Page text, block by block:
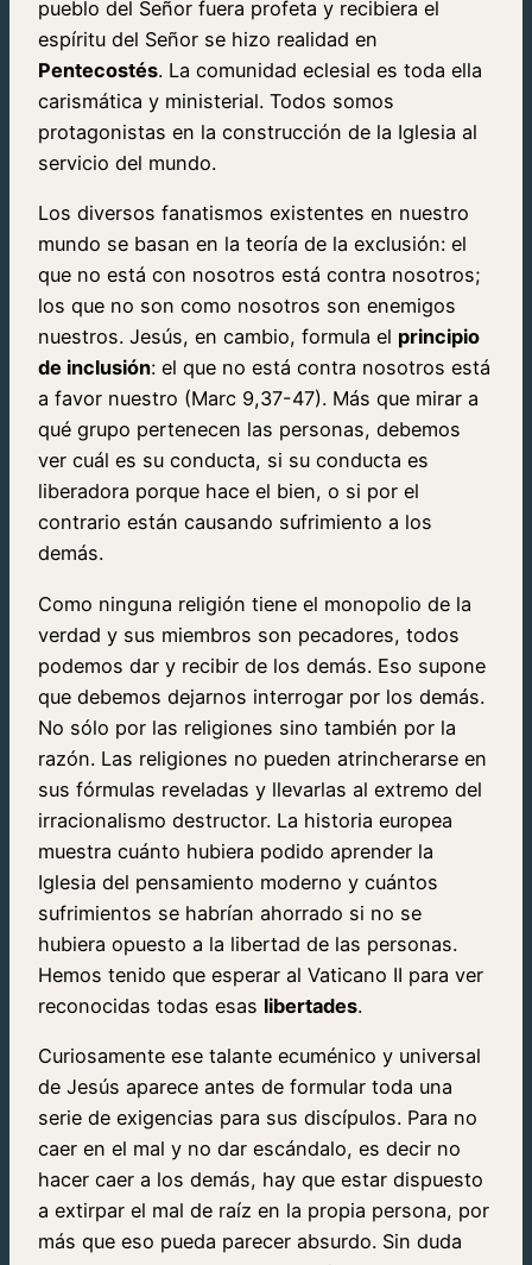
pueblo del Señor fuera profeta y recibiera el
espíritu del Señor se hizo realidad en
Pentecostés. La comunidad eclesial es toda ella
carismática y ministerial. Todos somos
protagonistas en la construcción de la Iglesia al
servicio del mundo.
Los diversos fanatismos existentes en nuestro
mundo se basan en la teoría de la exclusión: el
que no está con nosotros está contra nosotros;
los que no son como nosotros son enemigos
nuestros. Jesús, en cambio, formula el principio
de inclusión: el que no está contra nosotros está
a favor nuestro (Marc 9,37-47). Más que mirar a
qué grupo pertenecen las personas, debemos
ver cuál es su conducta, si su conducta es
liberadora porque hace el bien, o si por el
contrario están causando sufrimiento a los
demás.
Como ninguna religión tiene el monopolio de la
verdad y sus miembros son pecadores, todos
podemos dar y recibir de los demás. Eso supone
que debemos dejarnos interrogar por los demás.
No sólo por las religiones sino también por la
razón. Las religiones no pueden atrincherarse en
sus fórmulas reveladas y llevarlas al extremo del
irracionalismo destructor. La historia europea
muestra cuánto hubiera podido aprender la
Iglesia del pensamiento moderno y cuántos
sufrimientos se habrían ahorrado si no se
hubiera opuesto a la libertad de las personas.
Hemos tenido que esperar al Vaticano II para ver
reconocidas todas esas libertades.
Curiosamente ese talante ecuménico y universal
de Jesús aparece antes de formular toda una
serie de exigencias para sus discípulos. Para no
caer en el mal y no dar escándalo, es decir no
hacer caer a los demás, hay que estar dispuesto
a extirpar el mal de raíz en la propia persona, por
más que eso pueda parecer absurdo. Sin duda